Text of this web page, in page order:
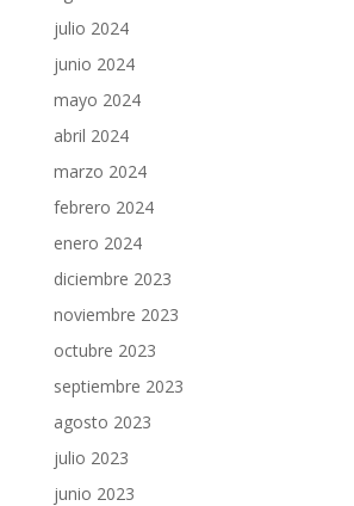
julio 2024
junio 2024
mayo 2024
abril 2024
marzo 2024
febrero 2024
enero 2024
diciembre 2023
noviembre 2023
octubre 2023
septiembre 2023
agosto 2023
julio 2023
junio 2023